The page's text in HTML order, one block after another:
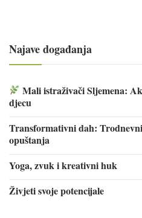
Najave događanja
Mali istraživači Sljemena:
djecu
Transformativni dah:
opuštanja
Yoga, zvuk i kreativni huk
Živjeti svoje potencijale